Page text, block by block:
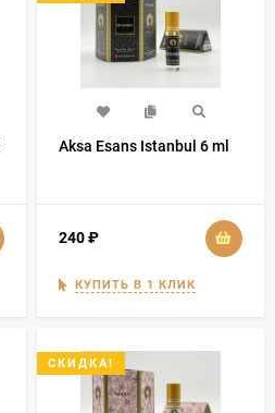
Aksa Esans Istanbul 6 ml
240₽
КУПИТЬ В 1 КЛИК
СКИДКА!